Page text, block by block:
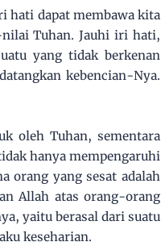
hati dapat membawa kita
Tuhan. Jauhi iri hati,
yang tidak berkenan
kebencian-Nya.
oleh Tuhan, sementara
hanya mempengaruhi
orang yang sesat adalah
Allah atas orang-orang
yaitu berasal dari suatu
keseharian.